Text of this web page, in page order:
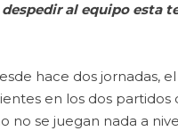
al equipo esta
hace dos jornadas,
en los dos
no se juegan nada a